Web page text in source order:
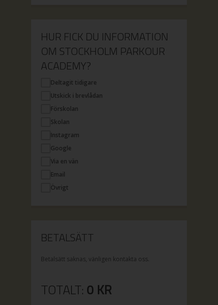
HUR FICK DU INFORMATION
OM STOCKHOLM PARKOUR
ACADEMY?
Deltagit tidigare
Utskick i brevlådan
Förskolan
Skolan
Instagram
Google
Via en vän
Email
Övrigt
BETALSÄTT
Betalsätt saknas, vänligen kontakta oss.
TOTALT: 0 KR